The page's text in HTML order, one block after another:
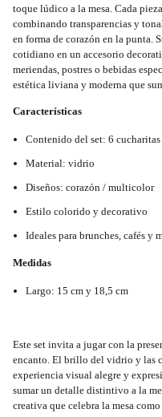
toque lúdico a la mesa. Cada
combinando transparencias y
en forma de corazón en la punta.
cotidiano en un accesorio
meriendas, postres o bebidas
estética liviana y moderna que
Características
Contenido del set: 6 cucharitas
Material: vidrio
Diseños: corazón / multicolor
Estilo colorido y decorativo
Ideales para brunches, cafés y
Medidas
Largo: 15 cm y 18,5 cm
Este set invita a jugar con la
encanto. El brillo del vidrio y las
experiencia visual alegre y
sumar un detalle distintivo a la
creativa que celebra la mesa